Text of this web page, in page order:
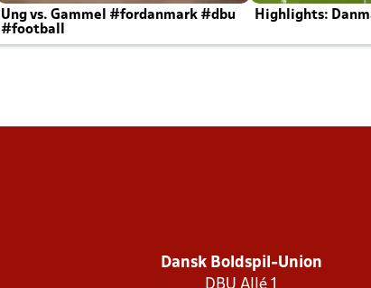
Ung vs. Gammel #fordanmark #dbu
#football
Highlights:
Dansk Boldspil-Union